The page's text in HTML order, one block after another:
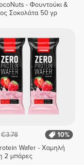
- Φουντούκι &
Σοκολάτα 50 γρ
€3.78
10%
Wafer - Χαμηλή
2 μπάρες